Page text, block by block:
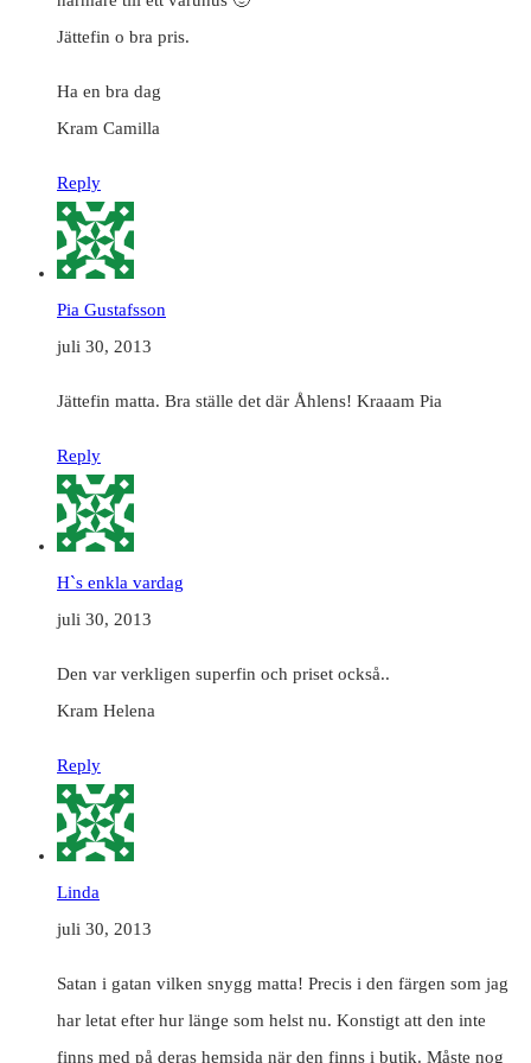
Jättefin o bra pris.
Ha en bra dag
Kram Camilla
Reply
Pia Gustafsson
juli 30, 2013
Jättefin matta. Bra ställe det där Åhlens! Kraaam Pia
Reply
H`s enkla vardag
juli 30, 2013
Den var verkligen superfin och priset också..
Kram Helena
Reply
Linda
juli 30, 2013
Satan i gatan vilken snygg matta! Precis i den färgen som jag
har letat efter hur länge som helst nu. Konstigt att den inte
finns med på deras hemsida när den finns i butik. Måste nog